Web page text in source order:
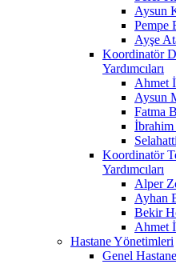
Aysun
Pempe
Ayşe
Koordinatör
Yardımcıları
Ahmet
Aysun
Fatma
İbrahim
Koordinatör
Yardımcıları
Alper
Ayhan
Bekir
Ahmet
Hastane Yönetimleri
Genel